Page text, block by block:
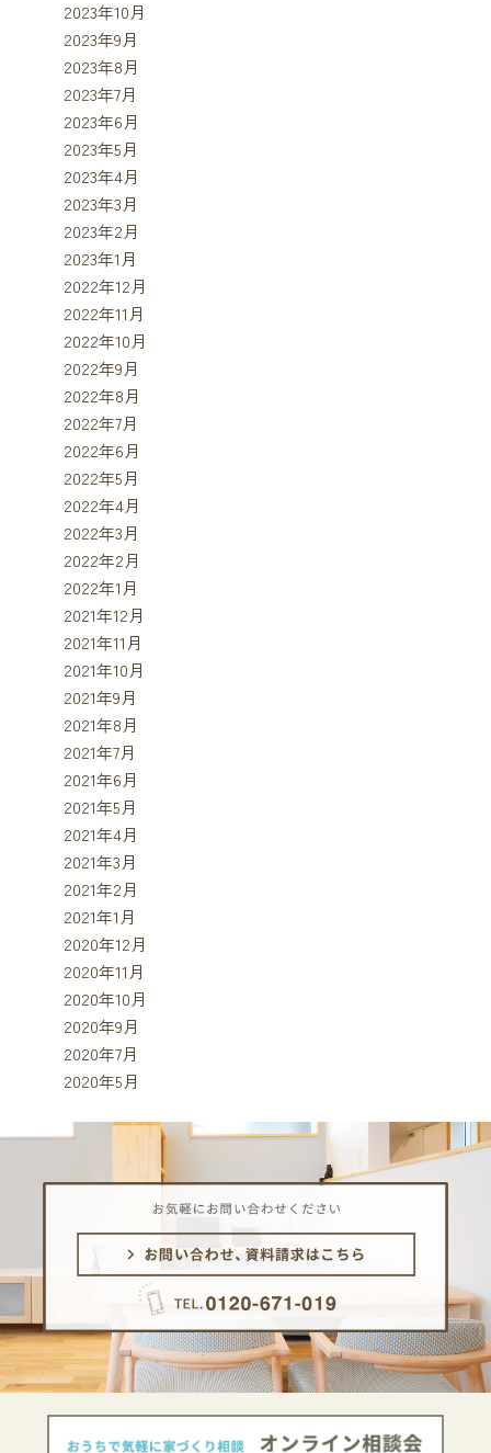
2023年10月
2023年9月
2023年8月
2023年7月
2023年6月
2023年5月
2023年4月
2023年3月
2023年2月
2023年1月
2022年12月
2022年11月
2022年10月
2022年9月
2022年8月
2022年7月
2022年6月
2022年5月
2022年4月
2022年3月
2022年2月
2022年1月
2021年12月
2021年11月
2021年10月
2021年9月
2021年8月
2021年7月
2021年6月
2021年5月
2021年4月
2021年3月
2021年2月
2021年1月
2020年12月
2020年11月
2020年10月
2020年9月
2020年7月
2020年5月